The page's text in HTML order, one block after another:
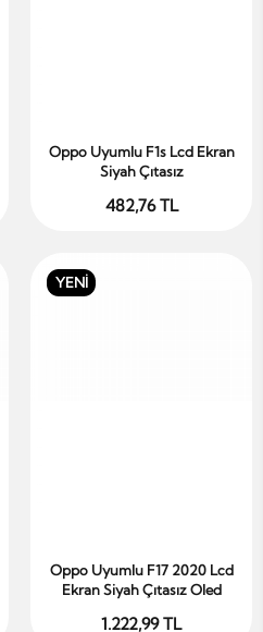
Sepete Ekle
Oppo Uyumlu F1s Lcd Ekran
Siyah Çıtasız
482,76 TL
YENİ
Sepete Ekle
Oppo Uyumlu F17 2020 Lcd
Ekran Siyah Çıtasız Oled
1.222,99 TL